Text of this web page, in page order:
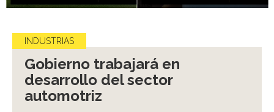
INDUSTRIAS
Gobierno trabajará en
desarrollo del sector
automotriz